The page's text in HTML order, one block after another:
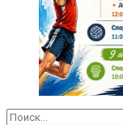
Найти: